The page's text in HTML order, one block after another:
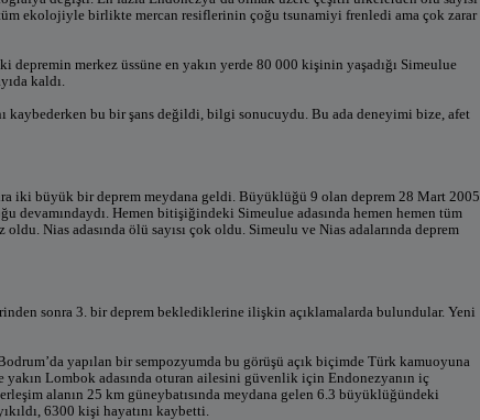
ekolojiyle birlikte mercan resiflerinin çoğu tsunamiyi frenledi ama çok zarar
merkez üssüne en yakın yerde 80 000 kişinin yaşadığı Simeulue
kaldı.
kaybederken bu bir şans değildi, bilgi sonucuydu. Bu ada deneyimi bize, afet
iki büyük bir deprem meydana geldi. Büyüklüğü 9 olan deprem 28 Mart 2005
devamındaydı. Hemen bitişiğindeki Simeulue adasında hemen hemen tüm
Nias adasında ölü sayısı çok oldu. Simeulu ve Nias adalarında deprem
sonra 3. bir deprem beklediklerine ilişkin açıklamalarda bulundular. Yeni
yapılan bir sempozyumda bu görüşü açık biçimde Türk kamuoyuna
Lombok adasında oturan ailesini güvenlik için Endonezyanın iç
alanın 25 km güneybatısında meydana gelen 6.3 büyüklüğündeki
6300 kişi hayatını kaybetti.